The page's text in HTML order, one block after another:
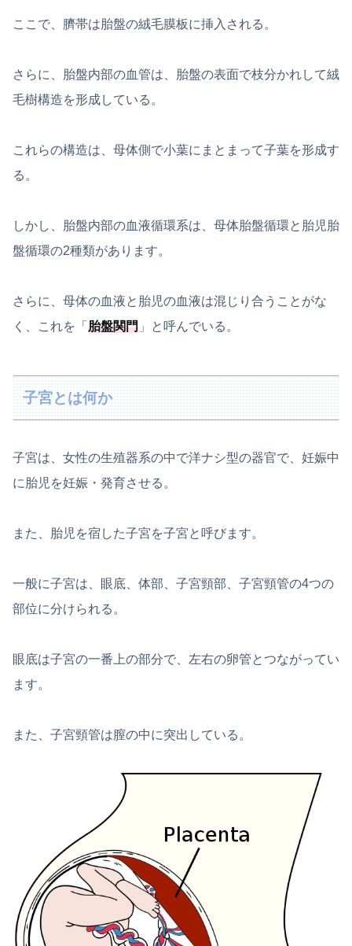
ここで、臍帯は胎盤の絨毛膜板に挿入される。
さらに、胎盤内部の血管は、胎盤の表面で枝分かれして絨
毛樹構造を形成している。
これらの構造は、母体側で小葉にまとまって子葉を形成す
る。
しかし、胎盤内部の血液循環系は、母体胎盤循環と胎児胎
盤循環の2種類があります。
さらに、母体の血液と胎児の血液は混じり合うことがな
く、これを「 胎盤関門 」と呼んでいる。
子宮とは何か
子宮は、女性の生殖器系の中で洋ナシ型の器官で、妊娠中
に胎児を妊娠・発育させる。
また、胎児を宿した子宮を子宮と呼びます。
一般に子宮は、眼底、体部、子宮頸部、子宮頸管の4つの
部位に分けられる。
眼底は子宮の一番上の部分で、左右の卵管とつながってい
ます。
また、子宮頸管は膣の中に突出している。